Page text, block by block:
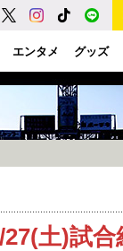
エンタメ グッズ
土)試合